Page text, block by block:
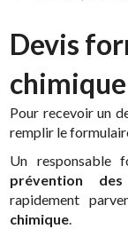
Devis
chimique
Pour recevoir un
remplir le
Un responsable
prévention
rapidement
chimique.